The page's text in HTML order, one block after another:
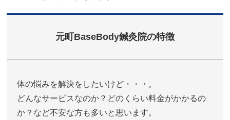
元町BaseBody鍼灸院の特徴
体の悩みを解決をしたいけど・・・。
どんなサービスなのか？どのくらい料金がかかるの
か？など不安な方も多いと思います。